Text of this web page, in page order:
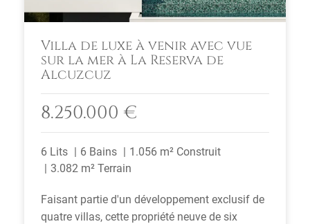
Villa de luxe à venir avec vue
sur la mer à La Reserva de
Alcuzcuz
8.250.000 €
6 Lits 6 Bains
1.056 m² Construit
3.082 m² Terrain
Faisant partie d'un développement exclusif de
quatre villas, cette propriété neuve de six